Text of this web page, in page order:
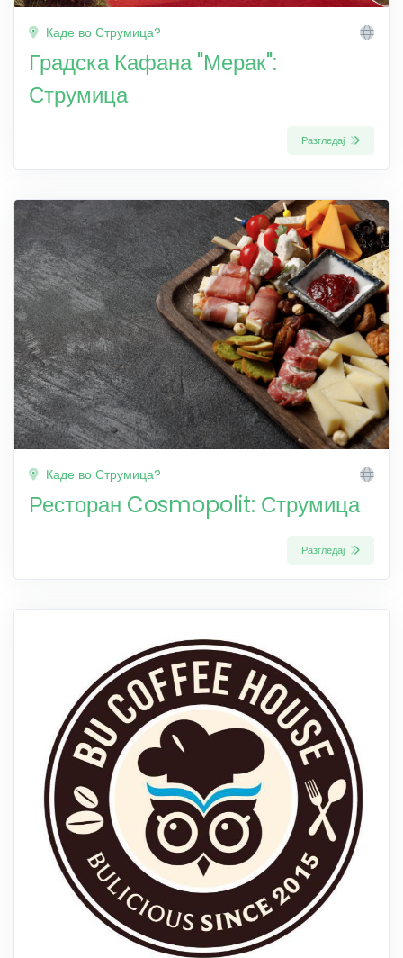
Каде во Струмица?
Градска Кафана "Мерак":
Струмица
Разгледај
Каде во Струмица?
Ресторан Cosmopolit: Струмица
Разгледај